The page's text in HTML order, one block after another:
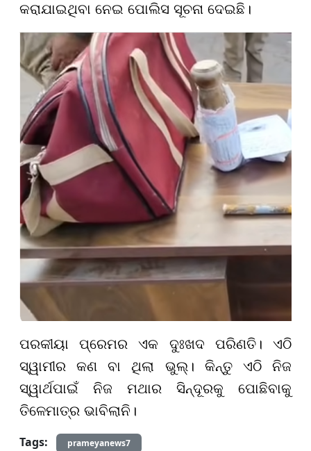
କରାଯାଇଥିବା ନେଇ ପୋଲିସ ସୂଚନା ଦେଇଛି।
ପରକୀୟା ପ୍ରେମର ଏକ ଦୁଃଖଦ ପରିଣତି। ଏଠି
ସ୍ୱାମୀର କଣ ବା ଥିଲା ଭୁଲ୍। କିନ୍ତୁ ଏଠି ନିଜ
ସ୍ୱାର୍ଥପାଇଁ ନିଜ ମଥାର ସିନ୍ଦୂରକୁ ପୋଛିବାକୁ
ତିଳେମାତ୍ର ଭାବିଲାନି।
Tags: prameyanews7